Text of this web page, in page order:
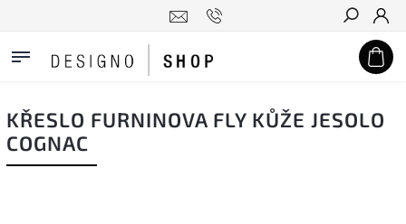
Hledat
KŘESLO FURNINOVA FLY KŮŽE JESOLO
COGNAC